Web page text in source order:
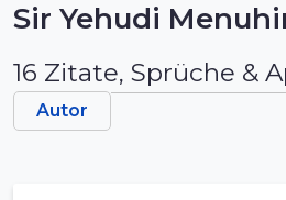
Sir Yehudi
16 Zitate, Sprüche &
Autor